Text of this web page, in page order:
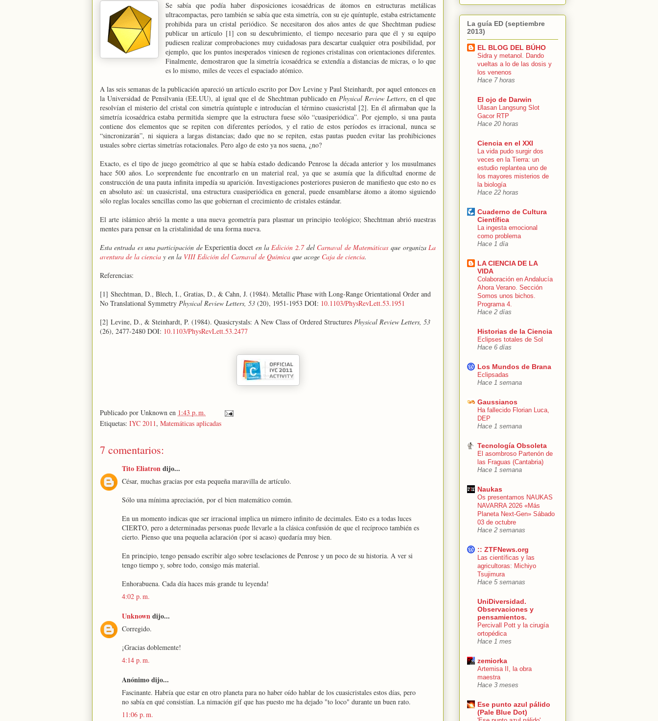
Se sabía que podía haber disposiciones icosaédricas de átomos en estructuras metálicas
ultracompactas, pero también se sabía que esta simetría, con su eje quíntuple, estaba estrictamente
prohibida para un cristal periódico. Se necesitaron dos años antes de que Shechtman pudiese
publicar un artículo [1] con su descubrimiento, el tiempo necesario para que él y su equipo
pudiesen realizar comprobaciones muy cuidadosas para descartar cualquier otra posibilidad, por
ejemplo, que los puntos inesperados viniesen de regiones cristalinas con orientaciones diferentes.
Finalmente, demostraron que la simetría icosaédrica se extendía a distancias de micras, o lo que
es lo mismo, miles de veces el espaciado atómico.
A las seis semanas de la publicación apareció un artículo escrito por Dov Levine y Paul Steinhardt, por aquel entonces en
la Universidad de Pensilvania (EE.UU), al igual que el de Shechtman publicado en Physical Review Letters, en el que
resolvían el misterio del cristal con simetría quíntuple e introducían el término cuasicristal [2]. En él afirmaban que la
simetría icosaédrica estaba permitida siempre que la estructura fuese sólo “cuasiperiódica”. Por ejemplo, si una pauta
contiene dos elementos que se repiten con diferentes períodos, y el ratio de estos períodos es irracional, nunca se
“sincronizarán”, ni siquiera a largas distancias; dado que no se repiten, estas pautas pueden evitar las prohibiciones
usuales sobre ciertas simetrías rotacionales. Pero algo de esto ya nos suena, ¿no?
Exacto, es el tipo de juego geométrico al que se había estado dedicando Penrose la década anterior y los musulmanes
hace 500 años. Lo sorprendente fue encontrarlo en un material real, ya que se asumía que la dificultad enorme de
construcción de una pauta infinita impedía su aparición. Investigaciones posteriores pusieron de manifiesto que esto no es
en absoluto así: un cuasicristal, una estructura cuasiperiódica en general, puede ensamblarse átomo a átomo siguiendo
sólo reglas locales sencillas como las que gobiernan el crecimiento de cristales estándar.
El arte islámico abrió la mente a una nueva geometría para plasmar un principio teológico; Shechtman abrió nuestras
mentes para pensar en la cristalinidad de una forma nueva.
Esta entrada es una participación de Experientia docet en laEdición 2.7del Carnaval de Matemáticas que organizaLa
aventura de la ciencia y en la VIII Edición del Carnaval de Química que acoge Caja de ciencia.
Referencias:
[1] Shechtman, D., Blech, I., Gratias, D., & Cahn, J. (1984). Metallic Phase with Long-Range Orientational Order and
No Translational Symmetry Physical Review Letters, 53 (20), 1951-1953 DOI: 10.1103/PhysRevLett.53.1951
[2] Levine, D., & Steinhardt, P. (1984). Quasicrystals: A New Class of Ordered Structures Physical Review Letters, 53
(26), 2477-2480 DOI: 10.1103/PhysRevLett.53.2477
Publicado por Unknown en 1:43 p. m.
Etiquetas: IYC 2011, Matemáticas aplicadas
7 comentarios:
Tito Eliatrondijo...
César, muchas gracias por esta pequeña maravilla de artículo.
Sólo una mínima apreciación, por el bien matemático común.
En un momento indicas que ser irracional implica un número infinito de decimales. Esto es a todas luces
CIERTO, pero a determinadas personas puede llevarle a la clásica confusión de que el recíproco también es
cierto. Pienso que una pequeña aclaración (por si acaso) quedaría muy bien.
En principio, tengo pensado escribir algo sobre teselaciones de Penrose y un poco de su historia. A ver si
tengo tiempo y, sobre todo, consigo más material.
Enhorabuena. Cada día haces más grande tu leyenda!
4:02 p. m.
Unknowndijo...
Corregido.
¡Gracias doblemente!
4:14 p. m.
Anónimo dijo...
Fascinante. Habría que estar en otro planeta para no haber oído hablar de los cuasicristales estos días, pero
no sabía en qué consistían. La nimación gif que has puesto me ha dejado "to loco" durante un buen rato.
11:06 p. m.
La guía ED (septiembre
2013)
EL BLOG DEL BÚHO
Sidra y metanol. Dando
vueltas a lo de las dosis y
los venenos
Hace 7 horas
El ojo de Darwin
Ulasan Langsung Slot
Gacor RTP
Hace 20 horas
Ciencia en el XXI
La vida pudo surgir dos
veces en la Tierra: un
estudio replantea uno de
los mayores misterios de
la biología
Hace 22 horas
Cuaderno de Cultura
Científica
La ingesta emocional
como problema
Hace 1 día
LA CIENCIA DE LA
VIDA
Colaboración en Andalucía
Ahora Verano. Sección
Somos unos bichos.
Programa 4.
Hace 2 días
Historias de la Ciencia
Eclipses totales de Sol
Hace 6 días
Los Mundos de Brana
Eclipsadas
Hace 1 semana
Gaussianos
Ha fallecido Florian Luca,
DEP
Hace 1 semana
Tecnología Obsoleta
El asombroso Partenón de
las Fraguas (Cantabria)
Hace 1 semana
Naukas
Os presentamos NAUKAS
NAVARRA 2026 «Más
Planeta Next-Gen» Sábado
03 de octubre
Hace 2 semanas
:: ZTFNews.org
Las científicas y las
agricultoras: Michiyo
Tsujimura
Hace 5 semanas
UniDiversidad.
Observaciones y
pensamientos.
Percivall Pott y la cirugía
ortopédica
Hace 1 mes
zemiorka
Artemisa II, la obra
maestra
Hace 3 meses
Ese punto azul pálido
(Pale Blue Dot)